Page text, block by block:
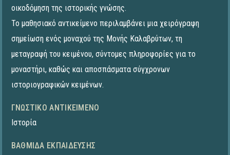
οικοδόμηση της ιστορικής γνώσης.
Το μαθησιακό αντικείμενο περιλαμβάνει μια χειρόγραφη
σημείωση ενός μοναχού της Μονής Καλαβρύτων, τη
μεταγραφή του κειμένου, σύντομες πληροφορίες για το
μοναστήρι, καθώς και αποσπάσματα σύγχρονων
ιστοριογραφικών κειμένων.
ΓΝΩΣΤΙΚΌ ΑΝΤΙΚΕΊΜΕΝΟ
Ιστορία
ΒΑΘΜΊΔΑ ΕΚΠΑΊΔΕΥΣΗΣ